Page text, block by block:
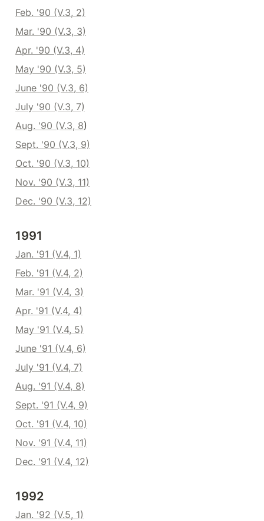
Feb. '90 (V.3, 2)
Mar. '90 (V.3, 3)
Apr. '90 (V.3, 4)
May '90 (V.3, 5)
June '90 (V.3, 6)
July '90 (V.3, 7)
Aug. '90 (V.3, 8)
Sept. '90 (V.3, 9)
Oct. '90 (V.3, 10)
Nov. '90 (V.3, 11)
Dec. '90 (V.3, 12)
1991
Jan. '91 (V.4, 1)
Feb. '91 (V.4, 2)
Mar. '91 (V.4, 3)
Apr. '91 (V.4, 4)
May '91 (V.4, 5)
June '91 (V.4, 6)
July '91 (V.4, 7)
Aug. '91 (V.4, 8)
Sept. '91 (V.4, 9)
Oct. '91 (V.4, 10)
Nov. '91 (V.4, 11)
Dec. '91 (V.4, 12)
1992
Jan. '92 (V.5, 1)